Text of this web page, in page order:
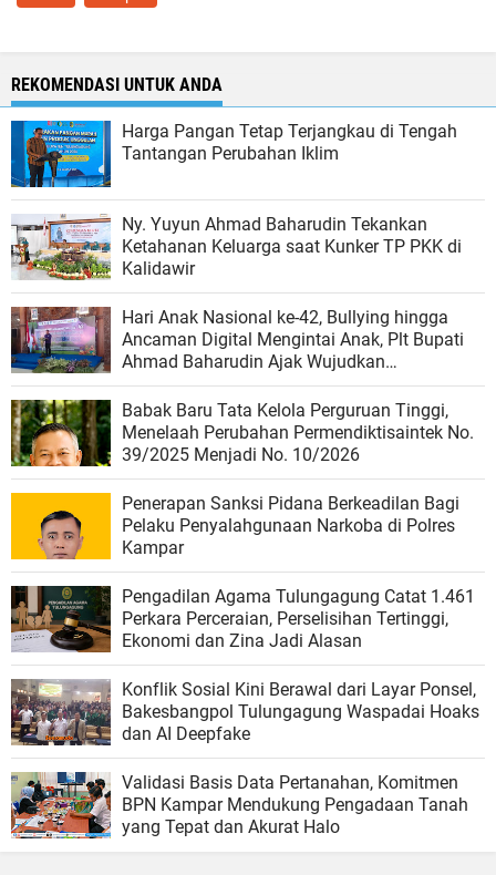
REKOMENDASI UNTUK ANDA
Harga Pangan Tetap Terjangkau di Tengah
Tantangan Perubahan Iklim
Ny. Yuyun Ahmad Baharudin Tekankan
Ketahanan Keluarga saat Kunker TP PKK di
Kalidawir
Hari Anak Nasional ke-42, Bullying hingga
Ancaman Digital Mengintai Anak, Plt Bupati
Ahmad Baharudin Ajak Wujudkan
Tulungagung Ramah Anak
Babak Baru Tata Kelola Perguruan Tinggi,
Menelaah Perubahan Permendiktisaintek No.
39/2025 Menjadi No. 10/2026
Penerapan Sanksi Pidana Berkeadilan Bagi
Pelaku Penyalahgunaan Narkoba di Polres
Kampar
Pengadilan Agama Tulungagung Catat 1.461
Perkara Perceraian, Perselisihan Tertinggi,
Ekonomi dan Zina Jadi Alasan
Konflik Sosial Kini Berawal dari Layar Ponsel,
Bakesbangpol Tulungagung Waspadai Hoaks
dan AI Deepfake
Validasi Basis Data Pertanahan, Komitmen
BPN Kampar Mendukung Pengadaan Tanah
yang Tepat dan Akurat Halo